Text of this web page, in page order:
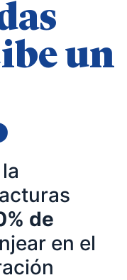
un
de
en el